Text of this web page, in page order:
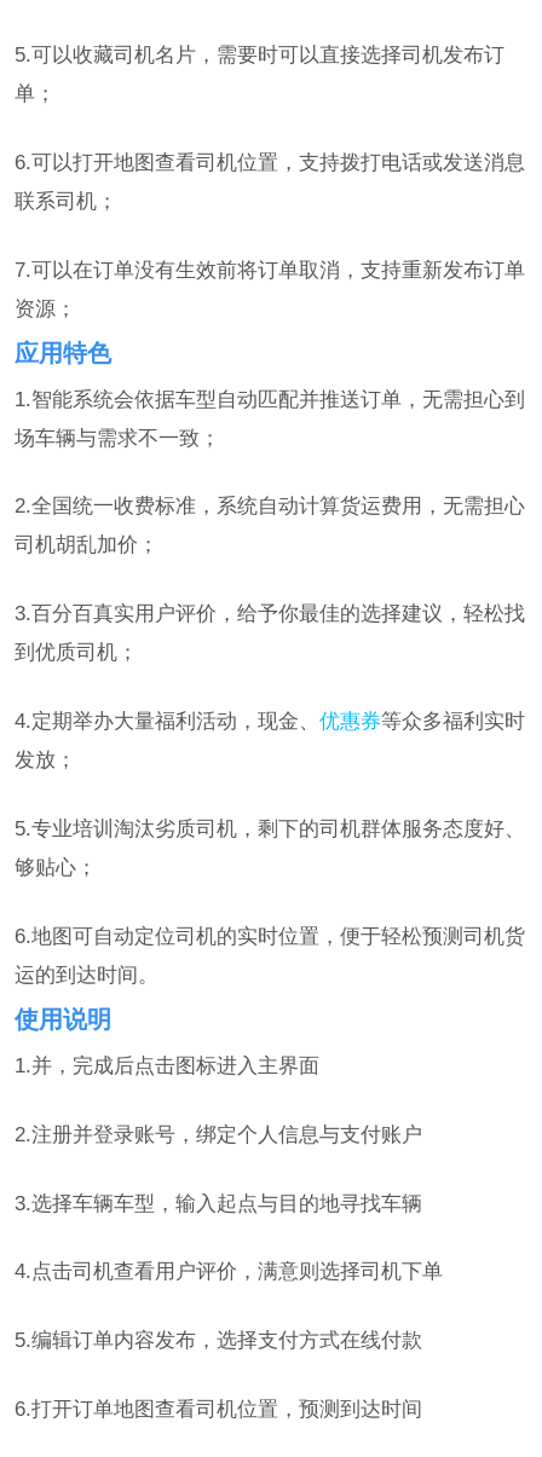
5.可以收藏司机名片，需要时可以直接选择司机发布订
单；
6.可以打开地图查看司机位置，支持拨打电话或发送消息
联系司机；
7.可以在订单没有生效前将订单取消，支持重新发布订单
资源；
应用特色
1.智能系统会依据车型自动匹配并推送订单，无需担心到
场车辆与需求不一致；
2.全国统一收费标准，系统自动计算货运费用，无需担心
司机胡乱加价；
3.百分百真实用户评价，给予你最佳的选择建议，轻松找
到优质司机；
4.定期举办大量福利活动，现金、优惠券等众多福利实时
发放；
5.专业培训淘汰劣质司机，剩下的司机群体服务态度好、
够贴心；
6.地图可自动定位司机的实时位置，便于轻松预测司机货
运的到达时间。
使用说明
1.并，完成后点击图标进入主界面
2.注册并登录账号，绑定个人信息与支付账户
3.选择车辆车型，输入起点与目的地寻找车辆
4.点击司机查看用户评价，满意则选择司机下单
5.编辑订单内容发布，选择支付方式在线付款
6.打开订单地图查看司机位置，预测到达时间